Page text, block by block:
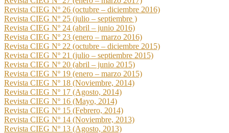
Revista CIEG Nº 13 (Agosto, 2013)
Revista CIEG Nº 14 (Noviembre, 2013)
Revista CIEG Nº 15 (Febrero, 2014)
Revista CIEG Nº 16 (Mayo, 2014)
Revista CIEG Nº 17 (Agosto, 2014)
Revista CIEG Nº 18 (Noviembre, 2014)
Revista CIEG Nº 19 (enero – marzo 2015)
Revista CIEG Nº 20 (abril – junio 2015)
Revista CIEG Nº 21 (julio – septiembre 2015)
Revista CIEG Nº 22 (octubre – diciembre 2015)
Revista CIEG Nº 23 (enero – marzo 2016)
Revista CIEG Nº 24 (abril – junio 2016)
Revista CIEG Nº 25 (julio – septiembre )
Revista CIEG Nº 26 (octubre – diciembre 2016)